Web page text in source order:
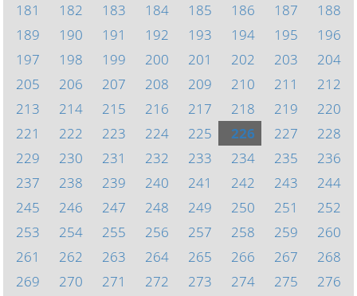
181
182 183 184 185 186 187
188
189
190 191 192 193 194 195
196
197
198 199 200 201 202 203
204
205
206 207 208 209 210 211
212
213
214 215 216 217 218 219
220
221
222 223 224 225 226 227
228
229
230 231 232 233 234 235
236
237
238 239 240 241 242 243
244
245
246 247 248 249 250 251
252
253
254 255 256 257 258 259
260
261
262 263 264 265 266 267
268
269
270 271 272 273 274 275
276